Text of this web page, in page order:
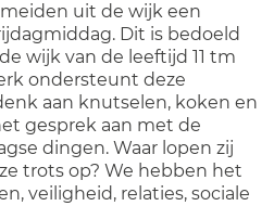
uit de wijk een
Dit is bedoeld
wijk van de leeftijd 11 tm
ondersteunt deze
aan knutselen, koken en
gesprek aan met de
dingen. Waar lopen zij
trots op? We hebben het
veiligheid, relaties, sociale